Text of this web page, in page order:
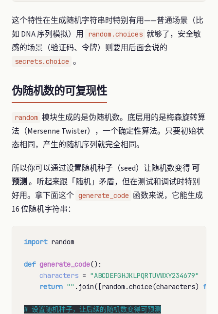
这个特性在生成随机字符串时特别有用——普通场景（比
如 DNA 序列模拟）用
random.choices 就够了，安全敏
感的场景（验证码、令牌）则要用后面会说的
secrets.choice 。
伪随机数的可复现性
random 模块生成的是伪随机数。底层用的是梅森旋转算
法（Mersenne Twister），一个确定性算法。只要初始状
态相同，产生的随机序列就完全相同。
所以你可以通过设置随机种子（seed）让随机数变得可
预测 。听起来跟「随机」矛盾，但在测试和调试时特别
好用。拿下面这个 generate_code 函数来说，它能生成
16 位随机字符串：
import random
def generate_code():
characters = "ABCDEFGHJKLPQRTUVWXY234679"
return "" .join([random.choice(characters) for
#